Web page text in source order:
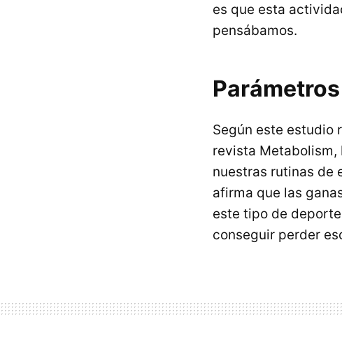
es que esta
pensábamos.
Según este estudio
revista Metabolism,
nuestras rutinas de
afirma que las
este tipo de
conseguir perder